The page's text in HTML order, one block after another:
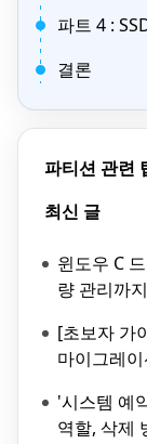
파트 4 :
결론
파티션 관련
최신 글
윈도우 C
량 관리까
[초보자 가
마이그레
'시스템 예
역할, 삭제